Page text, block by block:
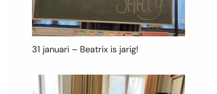
31 januari – Beatrix is jarig!